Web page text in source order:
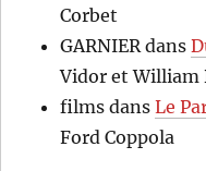
Corbet
GARNIERdans
Vidor et William
films dansLe
Ford Coppola